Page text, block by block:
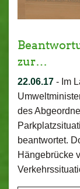
zur…
22.06.17 - Im
des
beantwortet.
Hängebrücke